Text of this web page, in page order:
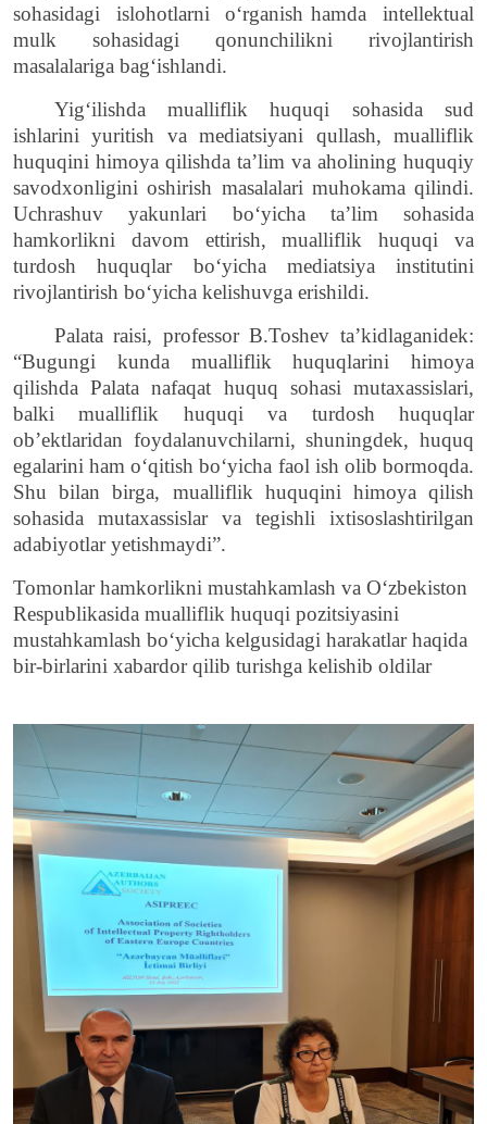
sohasidagi
islohotlarni o‘rganishhamda intellektual
mulk sohasidagi qonunchilikni rivojlantirish
masalalariga bag‘ishlandi.
Yig‘ilishdamualliflik huquqi sohasida sud
ishlarini yuritish va mediatsiyani qullash, mualliflik
huquqini himoya qilishda ta’lim va aholining huquqiy
savodxonligini oshirish masalalari muhokama qilindi.
Uchrashuv yakunlari boʻyicha taʼlim sohasida
hamkorlikni davom ettirish, mualliflik huquqi va
turdosh huquqlar boʻyicha mediatsiya institutini
rivojlantirish boʻyicha kelishuvga erishildi.
Palata raisi, professor B.Toshev ta’kidlaganidek:
“Bugungi kunda mualliflik huquqlarini himoya
qilishda Palata nafaqat huquq sohasi mutaxassislari,
balki mualliflik huquqi va turdosh huquqlar
ob’ektlaridan foydalanuvchilarni, shuningdek, huquq
egalarini ham o‘qitish bo‘yicha faol ish olib bormoqda.
Shu bilan birga, mualliflik huquqini himoya qilish
sohasida mutaxassislar va tegishli ixtisoslashtirilgan
adabiyotlar yetishmaydi”.
Tomonlar hamkorlikni mustahkamlash va O‘zbekiston
Respublikasida mualliflik huquqi pozitsiyasini
mustahkamlash bo‘yicha kelgusidagi harakatlar haqida
bir-birlarini xabardor qilib turishga kelishib oldilar